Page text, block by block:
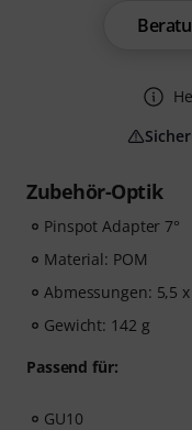
Zubehör-Optik
Pinspot Adapter 7°
Material: POM
Abmessungen: 5,5
Gewicht: 142 g
Passend für:
GU10